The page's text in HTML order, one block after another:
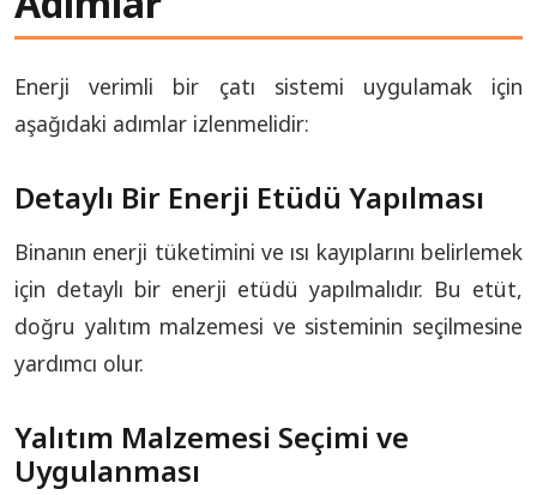
Enerji verimli bir çatı sistemi uygulamak için
aşağıdaki adımlar izlenmelidir:
Detaylı Bir Enerji Etüdü Yapılması
Binanın enerji tüketimini ve ısı kayıplarını belirlemek
için detaylı bir enerji etüdü yapılmalıdır. Bu etüt,
doğru yalıtım malzemesi ve sisteminin seçilmesine
yardımcı olur.
Yalıtım Malzemesi Seçimi ve
Uygulanması